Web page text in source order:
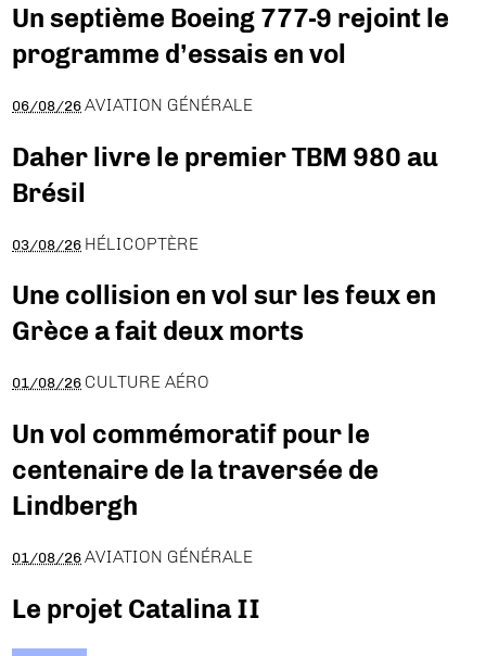
Un septième Boeing 777-9 rejoint le
programme d’essais en vol
06/08/26 AVIATION GÉNÉRALE
Daher livre le premier TBM 980 au
Brésil
03/08/26 HÉLICOPTÈRE
Une collision en vol sur les feux en
Grèce a fait deux morts
01/08/26 CULTURE AÉRO
Un vol commémoratif pour le
centenaire de la traversée de
Lindbergh
01/08/26 AVIATION GÉNÉRALE
Le projet Catalina II